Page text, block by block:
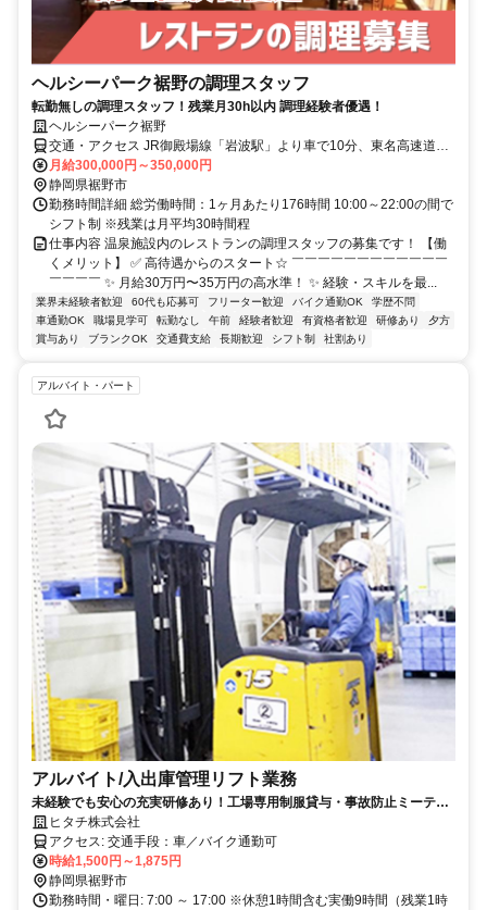
ヘルシーパーク裾野の調理スタッフ
転勤無しの調理スタッフ！残業月30h以内 調理経験者優遇！
ヘルシーパーク裾野
交通・アクセス JR御殿場線「岩波駅」より車で10分、東名高速道路
「裾野IC」より7分★交通費支給
月給300,000円～350,000円
静岡県裾野市
勤務時間詳細 総労働時間：1ヶ月あたり176時間 10:00～22:00の間で
シフト制 ※残業は月平均30時間程
仕事内容 温泉施設内のレストランの調理スタッフの募集です！ 【働
くメリット】 ✅ 高待遇からのスタート☆ ￣￣￣￣￣￣￣￣￣￣￣￣
￣￣￣￣ ✨ 月給30万円〜35万円の高水準！ ✨ 経験・スキルを最...
業界未経験者歓迎 60代も応募可 フリーター歓迎 バイク通勤OK
学歴不問
車通勤OK
職場見学可 転勤なし 午前 経験者歓迎 有資格者歓迎 研修あり
夕方
賞与あり
ブランクOK 交通費支給 長期歓迎 シフト制 社割あり
アルバイト・パート
アルバイト/入出庫管理リフト業務
未経験でも安心の充実研修あり！工場専用制服貸与・事故防止ミーティ
ング・お得な社員食堂完備、面接時には工場見学も可能です。
ヒタチ株式会社
アクセス: 交通手段：車／バイク通勤可
時給1,500円～1,875円
静岡県裾野市
勤務時間・曜日: 7:00 ～ 17:00 ※休憩1時間含む実働9時間（残業1時